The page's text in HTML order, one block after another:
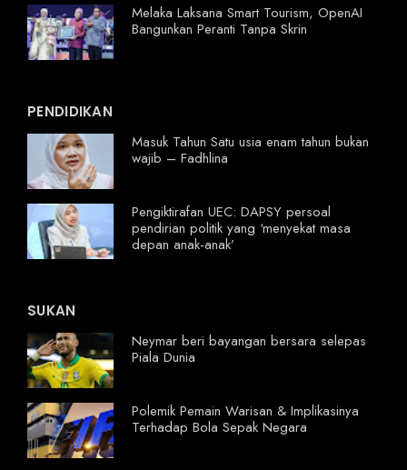
Melaka Laksana Smart Tourism, OpenAI
Bangunkan Peranti Tanpa Skrin
PENDIDIKAN
Masuk Tahun Satu usia enam tahun bukan
wajib – Fadhlina
Pengiktirafan UEC: DAPSY persoal
pendirian politik yang ‘menyekat masa
depan anak-anak’
SUKAN
Neymar beri bayangan bersara selepas
Piala Dunia
Polemik Pemain Warisan & Implikasinya
Terhadap Bola Sepak Negara